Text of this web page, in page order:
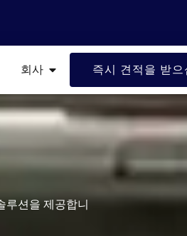
있는 자원
회사 열려 있는 회사즉시 견적을 받으
루션을 제공합니